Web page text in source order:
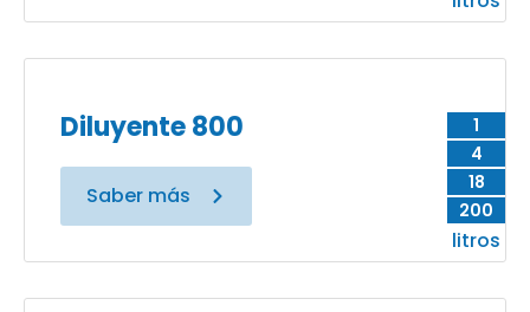
1
4
18
200
litros
Diluyente 800
Saber más